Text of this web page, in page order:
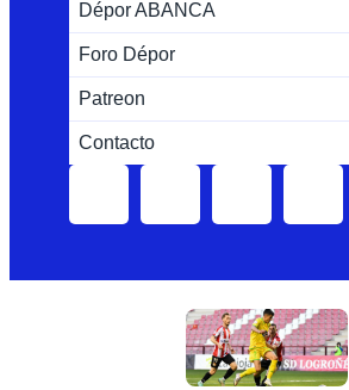
Dépor ABANCA
Foro Dépor
Patreon
Contacto